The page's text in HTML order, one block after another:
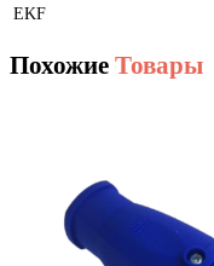
EKF
Похожие Товары